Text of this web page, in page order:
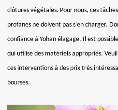
clôtures végétales. Pour nous, ces
profanes ne doivent pas s'en charger.
confiance à Yohan élagage. Il est
qui utilise des matériels appropriés.
ces interventions à des prix très
bourses.